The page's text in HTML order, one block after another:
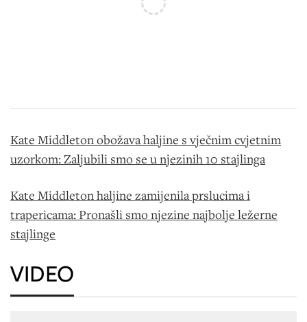
Kate Middleton obožava haljine s vječnim cvjetnim
uzorkom: Zaljubili smo se u njezinih 10 stajlinga
Kate Middleton haljine zamijenila prslucima i
trapericama: Pronašli smo njezine najbolje ležerne
stajlinge
VIDEO